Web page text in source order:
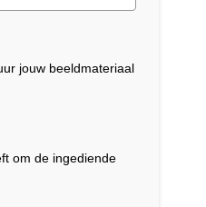
jouw beeldmateriaal
om de ingediende